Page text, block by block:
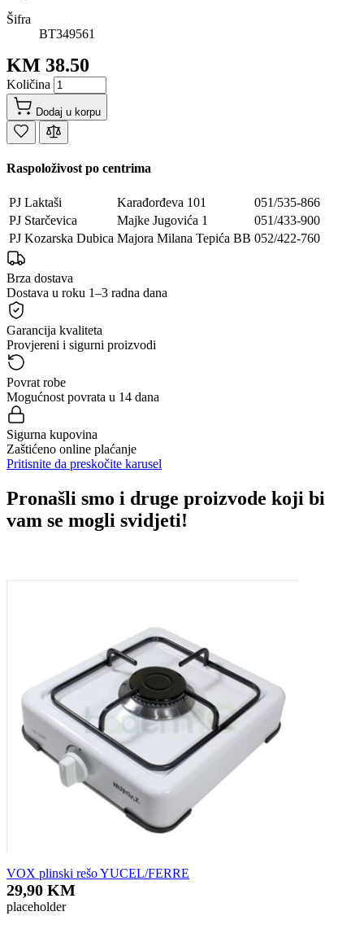
Šifra
BT349561
KM 38.50
Količina
Dodaj u korpu
Raspoloživost po centrima
PJ Laktaši Karađorđeva 101
051/535-866
PJ Starčevica
Majke Jugovića 1
051/433-900
PJ Kozarska Dubica Majora Milana Tepića BB 052/422-760
Brza dostava
Dostava u roku 1–3 radna dana
Garancija kvaliteta
Provjereni i sigurni proizvodi
Povrat robe
Mogućnost povrata u 14 dana
Sigurna kupovina
Zaštićeno online plaćanje
Pritisnite da preskočite karusel
Pronašli smo i druge proizvode koji bi
vam se mogli svidjeti!
VOX plinski rešo YUCEL/FERRE
29,90 KM
placeholder